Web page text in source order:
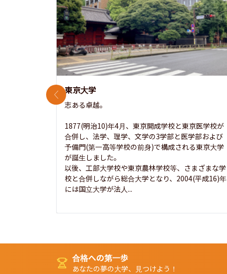
東京大学
志ある卓越。
1877(明治10)年4月、東京開成学校と東京医学校が
合併し、法学、理学、文学の3学部と医学部および
予備門(第一高等学校の前身)で構成される東京大学
が誕生しました。
以後、工部大学校や東京農林学校等、さまざまな学
校と合併しながら総合大学となり、2004(平成16)年
には国立大学が法人...
前のスライド
合格への第一歩
あなたの夢の大学、見つけよう！